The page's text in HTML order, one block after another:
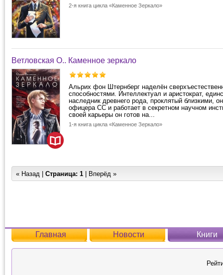
2-я книга цикла «Каменное Зеркало»
Ветловская О.. Каменное зеркало
Альрих фон Штернберг наделён
способностями. Интеллектуал и аристократ,
наследник древнего рода, проклятый близкими,
офицера СС и работает в секретном научном
своей карьеры он готов на...
1-я книга цикла «Каменное Зеркало»
« Назад | Страница: 1 | Вперёд »
Главная Новости Книги